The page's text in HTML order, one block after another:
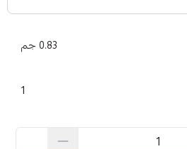
0.83 جم
1